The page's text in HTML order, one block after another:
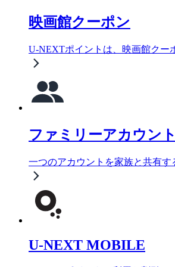
映画館クーポン
U-NEXTポイントは、映画館クー
ファミリーアカウント
一つのアカウントを家族と共有す
U-NEXT MOBILE